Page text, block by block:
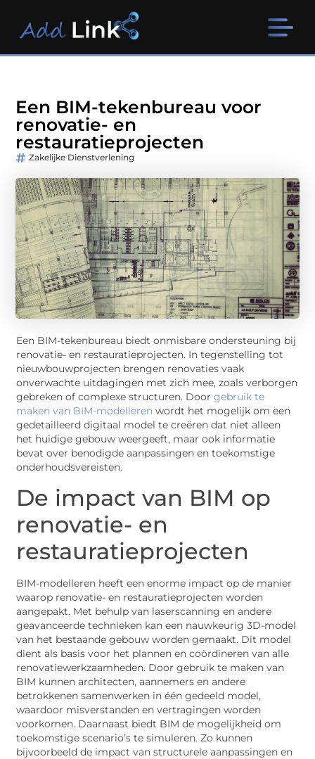
Een BIM-tekenbureau voor
renovatie- en
restauratieprojecten
Zakelijke Dienstverlening
Een BIM-tekenbureau biedt onmisbare ondersteuning bij
renovatie- en restauratieprojecten. In tegenstelling tot
nieuwbouwprojecten brengen renovaties vaak
onverwachte uitdagingen met zich mee, zoals verborgen
gebreken of complexe structuren. Doorgebruik te
maken van BIM-modelleren wordt het mogelijk om een
gedetailleerd digitaal model te creëren dat niet alleen
het huidige gebouw weergeeft, maar ook informatie
bevat over benodigde aanpassingen en toekomstige
onderhoudsvereisten.
De impact van BIM op
renovatie- en
restauratieprojecten
BIM-modelleren heeft een enorme impact op de manier
waarop renovatie- en restauratieprojecten worden
aangepakt. Met behulp van laserscanning en andere
geavanceerde technieken kan een nauwkeurig 3D-model
van het bestaande gebouw worden gemaakt. Dit model
dient als basis voor het plannen en coördineren van alle
renovatiewerkzaamheden. Door gebruik te maken van
BIM kunnen architecten, aannemers en andere
betrokkenen samenwerken in één gedeeld model,
waardoor misverstanden en vertragingen worden
voorkomen. Daarnaast biedt BIM de mogelijkheid om
toekomstige scenario’s te simuleren. Zo kunnen
bijvoorbeeld de impact van structurele aanpassingen en